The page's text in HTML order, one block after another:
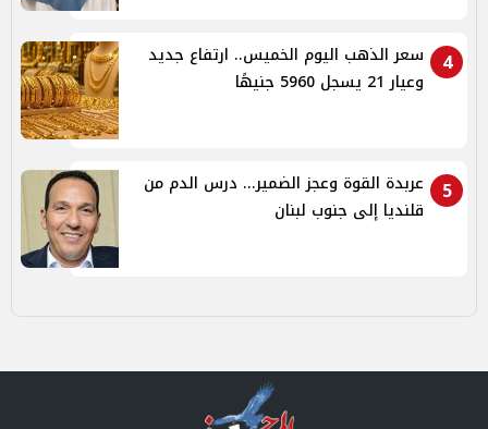
4
سعر الذهب اليوم الخميس.. ارتفاع جديد
وعيار 21 يسجل 5960 جنيهًا
5
عربدة القوة وعجز الضمير... درس الدم من
قلنديا إلى جنوب لبنان